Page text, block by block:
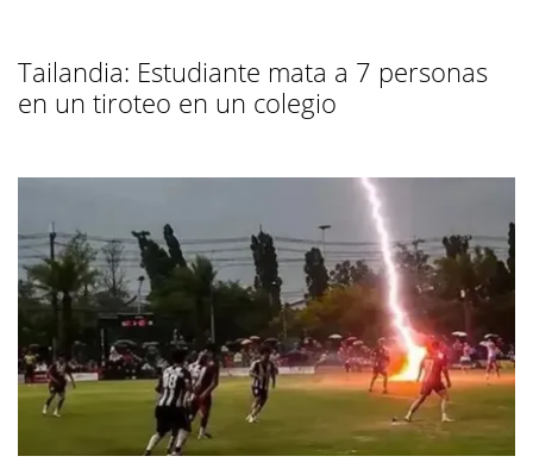
Tailandia: Estudiante mata a 7 personas
en un tiroteo en un colegio